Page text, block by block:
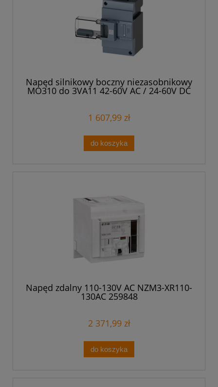
Napęd silnikowy boczny niezasobnikowy
MO310 do 3VA11 42-60V AC / 24-60V DC
1 607,99 zł
do koszyka
Napęd zdalny 110-130V AC NZM3-XR110-
130AC 259848
2 371,99 zł
do koszyka